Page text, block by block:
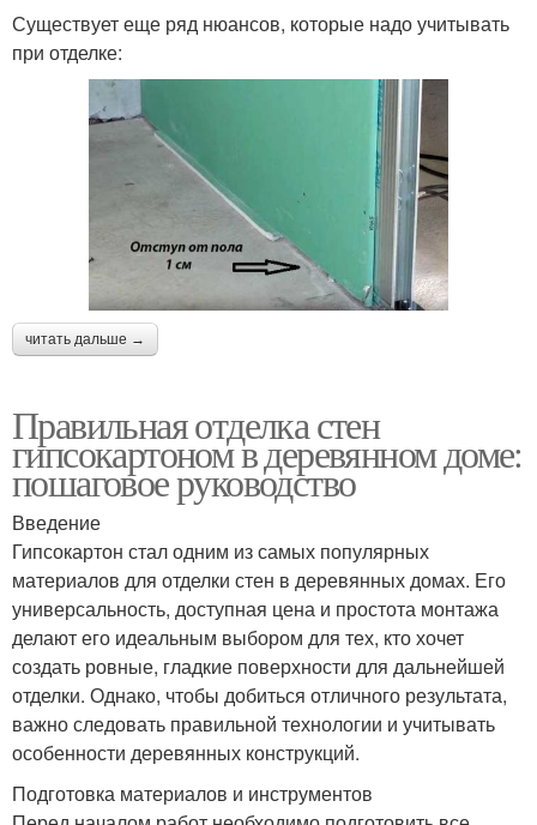
Существует еще ряд нюансов, которые надо учитывать
при отделке:
читать дальше →
Правильная отделка стен
гипсокартоном в деревянном доме:
пошаговое руководство
Введение
Гипсокартон стал одним из самых популярных
материалов для отделки стен в деревянных домах. Его
универсальность, доступная цена и простота монтажа
делают его идеальным выбором для тех, кто хочет
создать ровные, гладкие поверхности для дальнейшей
отделки. Однако, чтобы добиться отличного результата,
важно следовать правильной технологии и учитывать
особенности деревянных конструкций.
Подготовка материалов и инструментов